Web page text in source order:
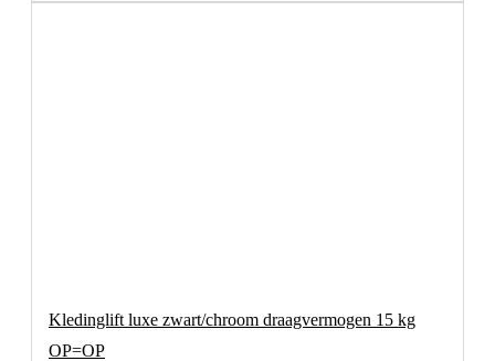
Kledinglift luxe zwart/chroom draagvermogen 15 kg
OP=OP